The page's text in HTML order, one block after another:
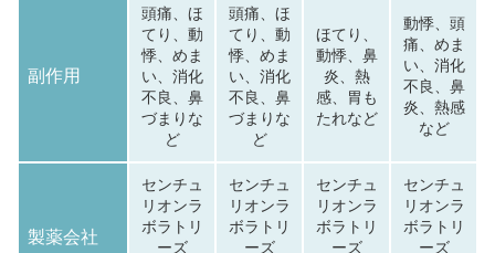
副作用
頭痛、ほ
てり、動
悸、めま
い、消化
不良、鼻
づまりな
ど
頭痛、ほ
てり、動
悸、めま
い、消化
不良、鼻
づまりな
ど
ほてり、
動悸、鼻
炎、熱
感、胃も
たれなど
動悸、頭
痛、めま
い、消化
不良、鼻
炎、熱感
など
製薬会社
センチュ
リオンラ
ボラトリ
ーズ
センチュ
リオンラ
ボラトリ
ーズ
センチュ
リオンラ
ボラトリ
ーズ
センチュ
リオンラ
ボラトリ
ーズ